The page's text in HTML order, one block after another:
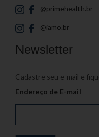
@primehealth.br
@iamo.br
Newsletter
Cadastre seu e-mail e
Endereço de E-mail